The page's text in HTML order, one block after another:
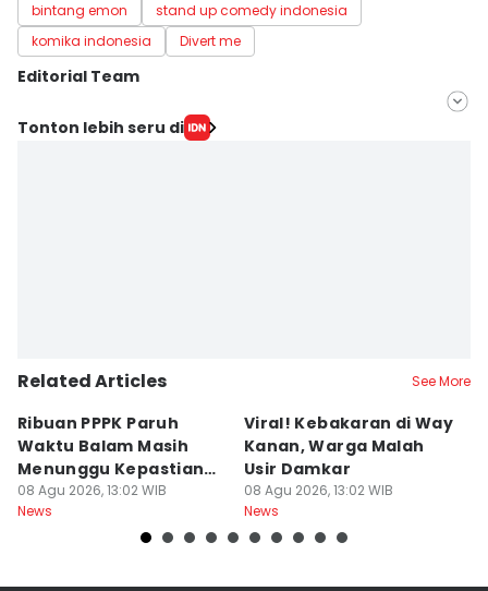
bintang emon
stand up comedy indonesia
komika indonesia
Divert me
Editorial Team
Editor
Tonton lebih seru di
Related Articles See More
Ribuan PPPK Paruh
Waktu Balam Masih
Menunggu Kepastian
Diangkat
08 Agu 2026, 13:02 WIB
News
Viral! Kebakaran di Way
Kanan, Warga Malah
Usir Damkar
08 Agu 2026, 13:02 WIB
News